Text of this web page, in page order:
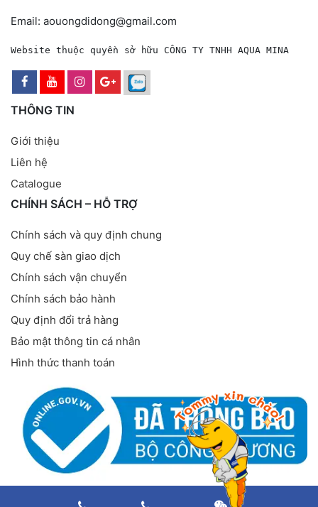
Email: aouongdidong@gmail.com
Website thuộc quyền sở hữu CÔNG TY TNHH AQUA MINA
THÔNG TIN
Giới thiệu
Liên hệ
Catalogue
CHÍNH SÁCH – HỖ TRỢ
Chính sách và quy định chung
Quy chế sàn giao dịch
Chính sách vận chuyển
Chính sách bảo hành
Quy định đổi trả hàng
Bảo mật thông tin cá nhân
Hình thức thanh toán